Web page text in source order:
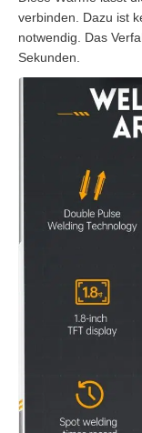
verbinden. Dazu ist
notwendig. Das
Sekunden.